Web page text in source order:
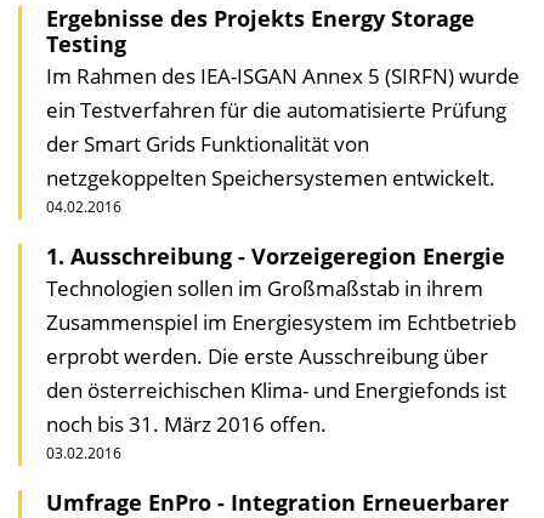
Ergebnisse des Projekts Energy Storage
Testing
Im Rahmen des IEA-ISGAN Annex 5 (SIRFN) wurde
ein Testverfahren für die automatisierte Prüfung
der Smart Grids Funktionalität von
netzgekoppelten Speichersystemen entwickelt.
04.02.2016
1. Ausschreibung - Vorzeigeregion Energie
Technologien sollen im Großmaßstab in ihrem
Zusammenspiel im Energiesystem im Echtbetrieb
erprobt werden. Die erste Ausschreibung über
den österreichischen Klima- und Energiefonds ist
noch bis 31. März 2016 offen.
03.02.2016
Umfrage EnPro - Integration Erneuerbarer